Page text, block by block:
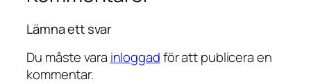
Lämna ett svar
Du måste vara inloggadför att publicera en
kommentar.